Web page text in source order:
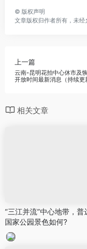
© 版权声明
文章版权归作者所有，未经
上一篇
云南-昆明花拍中心休市及
开放时间最新消息（持续更
相关文章
“三江并流”中心地带，普
国家公园景色如何?